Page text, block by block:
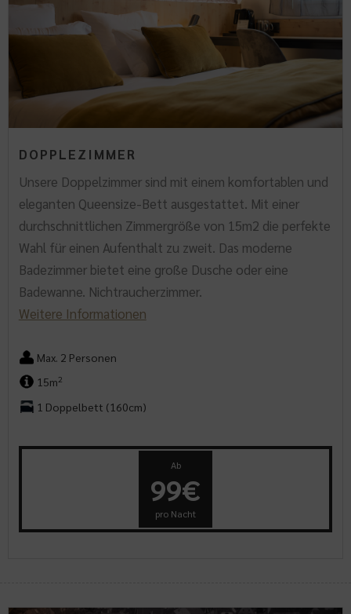
DOPPLEZIMMER
Unsere Doppelzimmer sind mit einem komfortablen und
eleganten Queensize-Bett ausgestattet. Mit einer
durchschnittlichen Zimmergröße von 15m2 die perfekte
Wahl für einen Aufenthalt zu zweit. Das moderne
Badezimmer bietet eine große Dusche oder eine
Badewanne. Nichtraucherzimmer.
Weitere Informationen
Max. 2 Personen
15m2
1 Doppelbett (160cm)
Ab
99€
pro Nacht